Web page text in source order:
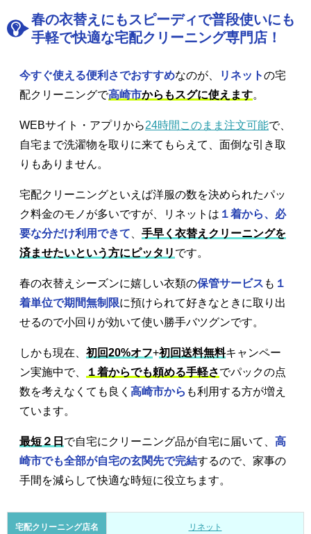
春の衣替えにもスピーディで普段使いにも
手軽で快適な宅配クリーニング専門店！
今すぐ使える便利さでおすすめなのが、 リネットの宅
配クリーニングで高崎市からもスグに使えます。
WEBサイト・アプリから24時間このまま注文可能で、
自宅まで洗濯物を取りに来てもらえて、面倒な引き取
りもありません。
宅配クリーニングといえば洋服の数を決められたパッ
ク料金のモノが多いですが、リネットは １着から、必
要な分だけ利用できて
手早く衣替えクリーニングを
済ませたいという方にピッタリ です。
春の衣替えシーズンに嬉しい衣類の保管サービス も １
着単位で期間無制限に預けられて好きなときに取り出
せるので小回りが効いて使い勝手バツグンです。
しかも現在、 初回20%オフ+初回送料無料キャンペー
ン実施中で、
１着からでも頼める手軽さでパックの点
数を考えなくても良く 高崎市から も利用する方が増え
ています。
最短２日 で自宅にクリーニング品が自宅に届いて、 高
崎市でも全部が自宅の玄関先で完結するので、家事の
手間を減らして快適な時短に役立ちます。
宅配クリーニング店名 リネット